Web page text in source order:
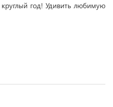
год! Удивить любимую